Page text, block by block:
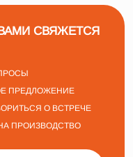
СВЯЖЕТСЯ
ПРЕДЛОЖЕНИЕ
О ВСТРЕЧЕ
ПРОИЗВОДСТВО